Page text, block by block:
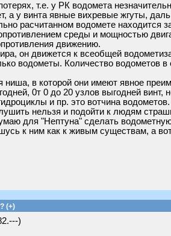
т.е. у РК водомета
а у винта явные вихревые жгуты,
расчитанном водомете находится
среды и мощностью
движению.
он движется к всеобщей
водометы. Количество водометов
ниша, в которой они имеют явное
0т 0 до 20 узлов выгодней
и пр. это вотчина
нельзя и подойти к людям
для "Нептуна" сделать
к ним как к живым существам, а
(+)
)